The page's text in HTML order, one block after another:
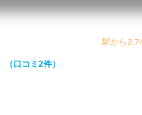
駅から
（口コミ2件）